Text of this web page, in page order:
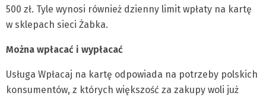
500 zł. Tyle wynosi również dzienny limit wpłaty na kartę
w sklepach sieci Żabka.
Można wpłacać i wypłacać
Usługa Wpłacaj na kartę odpowiada na potrzeby polskich
konsumentów, z których większość za zakupy woli już